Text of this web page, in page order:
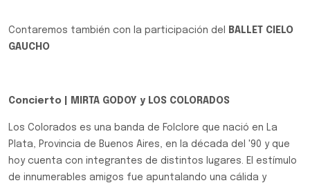
Contaremos también con la participación del
BALLET CIELO
GAUCHO
Concierto | MIRTA GODOY y LOS COLORADOS
Los Colorados es una banda de Folclore que nació en La
Plata, Provincia de Buenos Aires, en la década del '90 y que
hoy cuenta con integrantes de distintos lugares. El estímulo
de innumerables amigos fue apuntalando una cálida y